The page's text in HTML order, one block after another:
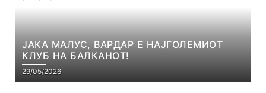
ЈАКА МАЛУС, ВАРДАР Е НАЈГОЛЕМИОТ
КЛУБ НА БАЛКАНОТ!
29/05/2026